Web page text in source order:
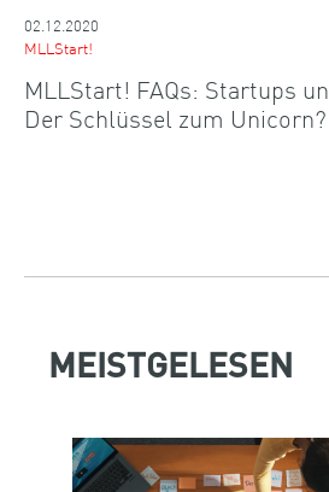
02.12.2020
MLLStart!
MLLStart! FAQs: Startups
Der Schlüssel zum Unicorn?
MEISTGELESEN